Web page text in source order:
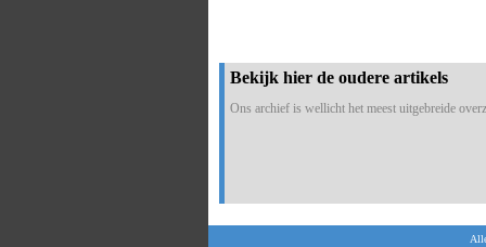
Bekijk hier de oudere artikels
Ons archief is wellicht het meest uitgebreide